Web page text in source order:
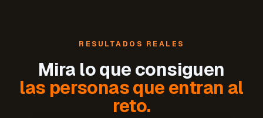
RESULTADOS REALES
Mira lo que consiguen
las personas que entran al
reto.